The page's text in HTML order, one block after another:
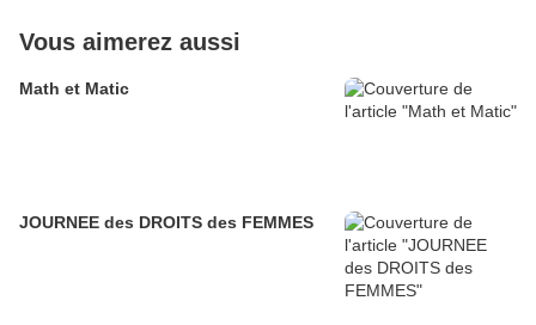
Vous aimerez aussi
Math et Matic
JOURNEE des DROITS des FEMMES